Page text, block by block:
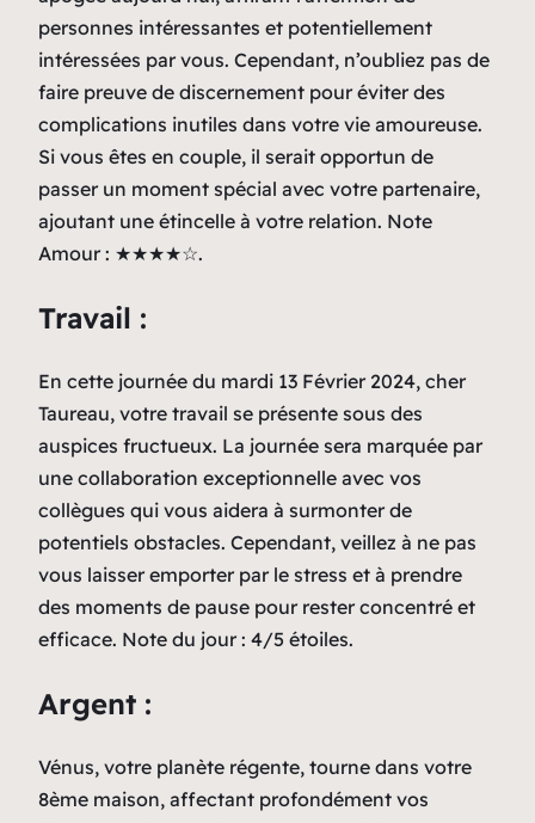
personnes intéressantes et potentiellement
intéressées par vous. Cependant, n’oubliez pas de
faire preuve de discernement pour éviter des
complications inutiles dans votre vie amoureuse.
Si vous êtes en couple, il serait opportun de
passer un moment spécial avec votre partenaire,
ajoutant une étincelle à votre relation. Note
Amour : ★★★★☆.
Travail :
En cette journée du mardi 13 Février 2024, cher
Taureau, votre travail se présente sous des
auspices fructueux. La journée sera marquée par
une collaboration exceptionnelle avec vos
collègues qui vous aidera à surmonter de
potentiels obstacles. Cependant, veillez à ne pas
vous laisser emporter par le stress et à prendre
des moments de pause pour rester concentré et
efficace. Note du jour : 4/5 étoiles.
Argent :
Vénus, votre planète régente, tourne dans votre
8ème maison, affectant profondément vos